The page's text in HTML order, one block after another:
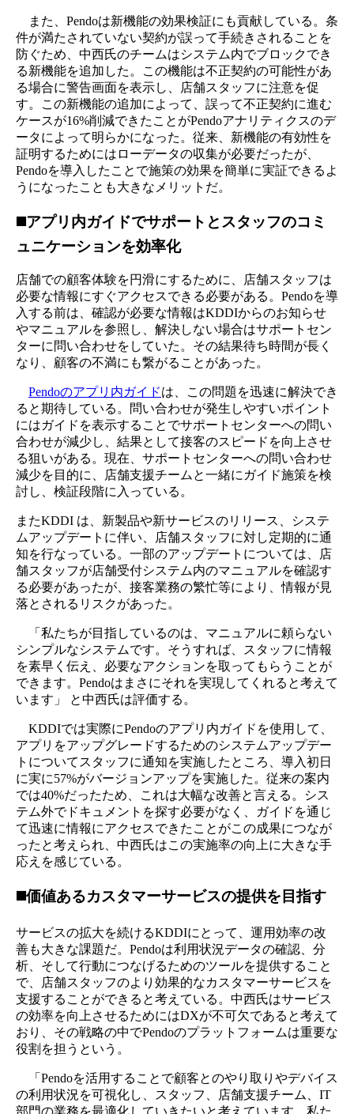
また、Pendoは新機能の効果検証にも貢献している。条
件が満たされていない契約が誤って手続きされることを
防ぐため、中西氏のチームはシステム内でブロックでき
る新機能を追加した。この機能は不正契約の可能性があ
る場合に警告画面を表示し、店舗スタッフに注意を促
す。この新機能の追加によって、誤って不正契約に進む
ケースが16%削減できたことがPendoアナリティクスのデ
ータによって明らかになった。従来、新機能の有効性を
証明するためにはローデータの収集が必要だったが、
Pendoを導入したことで施策の効果を簡単に実証できるよ
うになったことも大きなメリットだ。
◼️アプリ内ガイドでサポートとスタッフのコミ
ュニケーションを効率化
店舗での顧客体験を円滑にするために、店舗スタッフは
必要な情報にすぐアクセスできる必要がある。Pendoを導
入する前は、確認が必要な情報はKDDIからのお知らせ
やマニュアルを参照し、解決しない場合はサポートセン
ターに問い合わせをしていた。その結果待ち時間が長く
なり、顧客の不満にも繋がることがあった。
Pendoのアプリ内ガイドは、この問題を迅速に解決でき
ると期待している。問い合わせが発生しやすいポイント
にはガイドを表示することでサポートセンターへの問い
合わせが減少し、結果として接客のスピードを向上させ
る狙いがある。現在、サポートセンターへの問い合わせ
減少を目的に、店舗支援チームと一緒にガイド施策を検
討し、検証段階に入っている。
またKDDI は、新製品や新サービスのリリース、システ
ムアップデートに伴い、店舗スタッフに対し定期的に通
知を行なっている。一部のアップデートについては、店
舗スタッフが店舗受付システム内のマニュアルを確認す
る必要があったが、接客業務の繁忙等により、情報が見
落とされるリスクがあった。
「私たちが目指しているのは、マニュアルに頼らない
シンプルなシステムです。そうすれば、スタッフに情報
を素早く伝え、必要なアクションを取ってもらうことが
できます。Pendoはまさにそれを実現してくれると考えて
います」 と中西氏は評価する。
KDDIでは実際にPendoのアプリ内ガイドを使用して、
アプリをアップグレードするためのシステムアップデー
トについてスタッフに通知を実施したところ、導入初日
に実に57%がバージョンアップを実施した。従来の案内
では40%だったため、これは大幅な改善と言える。シス
テム外でドキュメントを探す必要がなく、ガイドを通じ
て迅速に情報にアクセスできたことがこの成果につなが
ったと考えられ、中西氏はこの実施率の向上に大きな手
応えを感じている。
◼️価値あるカスタマーサービスの提供を目指す
サービスの拡大を続けるKDDIにとって、運用効率の改
善も大きな課題だ。Pendoは利用状況データの確認、分
析、そして行動につなげるためのツールを提供すること
で、店舗スタッフのより効果的なカスタマーサービスを
支援することができると考えている。中西氏はサービス
の効率を向上させるためにはDXが不可欠であると考えて
おり、その戦略の中でPendoのプラットフォームは重要な
役割を担うという。
「Pendoを活用することで顧客とのやり取りやデバイス
の利用状況を可視化し、スタッフ、店舗支援チーム、IT